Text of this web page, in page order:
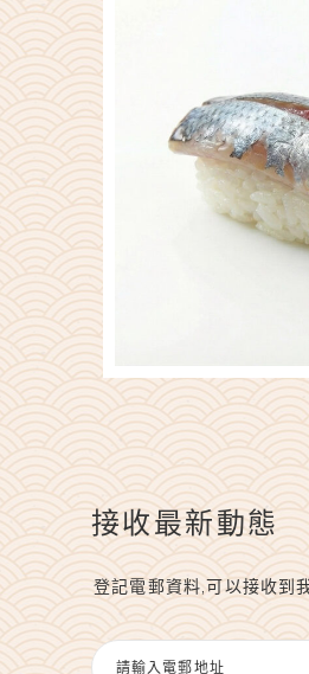
接收最新動態
登記電郵資料,可以接收到